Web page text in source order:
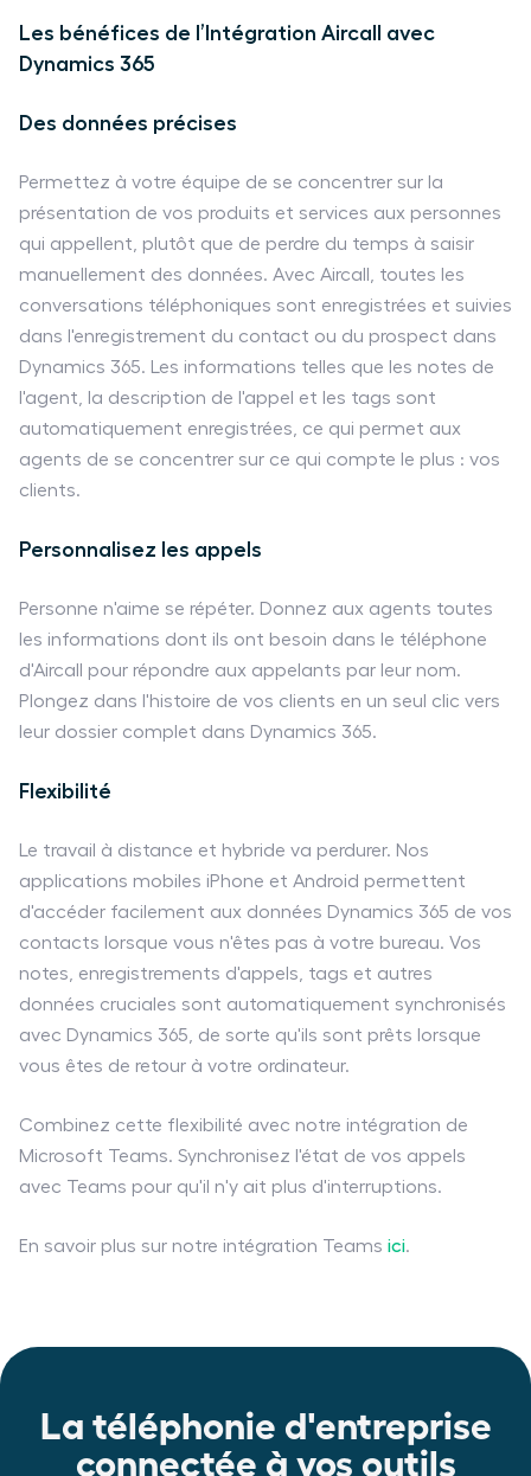
Les bénéfices de l’Intégration Aircall avec
Dynamics 365
Des données précises
Permettez à votre équipe de se concentrer sur la
présentation de vos produits et services aux personnes
qui appellent, plutôt que de perdre du temps à saisir
manuellement des données. Avec Aircall, toutes les
conversations téléphoniques sont enregistrées et suivies
dans l'enregistrement du contact ou du prospect dans
Dynamics 365. Les informations telles que les notes de
l'agent, la description de l'appel et les tags sont
automatiquement enregistrées, ce qui permet aux
agents de se concentrer sur ce qui compte le plus : vos
clients.
Personnalisez les appels
Personne n'aime se répéter. Donnez aux agents toutes
les informations dont ils ont besoin dans le téléphone
d'Aircall pour répondre aux appelants par leur nom.
Plongez dans l'histoire de vos clients en un seul clic vers
leur dossier complet dans Dynamics 365.
Flexibilité
Le travail à distance et hybride va perdurer. Nos
applications mobiles iPhone et Android permettent
d'accéder facilement aux données Dynamics 365 de vos
contacts lorsque vous n'êtes pas à votre bureau. Vos
notes, enregistrements d'appels, tags et autres
données cruciales sont automatiquement synchronisés
avec Dynamics 365, de sorte qu'ils sont prêts lorsque
vous êtes de retour à votre ordinateur.
Combinez cette flexibilité avec notre intégration de
Microsoft Teams. Synchronisez l'état de vos appels
avec Teams pour qu'il n'y ait plus d'interruptions.
En savoir plus sur notre intégration Teams ici.
La téléphonie d'entreprise
connectée à vos outils